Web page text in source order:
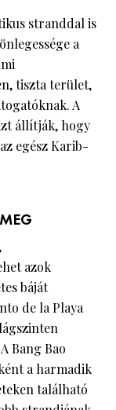
stranddal is
a
tiszta terület,
A
állítják, hogy
egész Karib-
azok
báját
de la Playa
Bang Bao
a harmadik
található